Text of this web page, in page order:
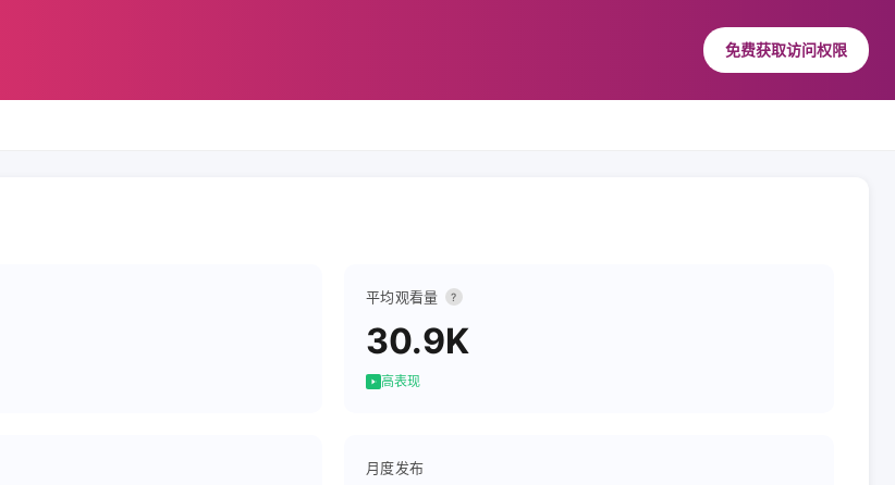
免费获取访问权限
平均观看量 ?
30.9K
高表现
月度发布